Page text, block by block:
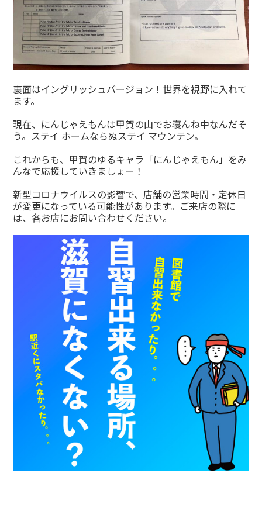
裏面はイングリッシュバージョン！世界を視野に入れて
ます。
現在、にんじゃえもんは甲賀の山でお寝んね中なんだそ
う。ステイ ホームならぬステイ マウンテン。
これからも、甲賀のゆるキャラ「にんじゃえもん」をみ
んなで応援していきましょー！
新型コロナウイルスの影響で、店舗の営業時間・定休日
が変更になっている可能性があります。ご来店の際に
は、各お店にお問い合わせください。